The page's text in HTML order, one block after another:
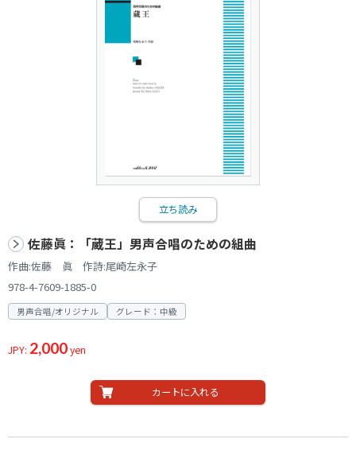
立ち読み
佐藤眞：「蔵王」男声合唱のための組曲
作曲:佐藤 眞 作詩:尾崎左永子
978-4-7609-1885-0
男声合唱/オリジナル グレード：中級
JPY: 2,000yen
カートに入れる